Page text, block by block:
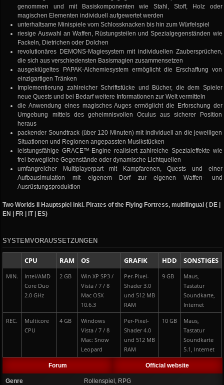
genommen und mit Basiskomponenten wie Stahl, Stoff, Holz oder
magischen Elementen individuell aufgewertet werden
unterhaltsame Minispiele vom Schlossknacken bis hin zum Würfelspiel
riesige Auswahl an Waffen, Rüstungsteilen und Spezialgegenständen wie
Fackeln, Dietrichen oder Dolchen
revolutionäres DEMONS-Magiesystem mit individuellen Zaubersprüchen,
die sich aus verschiedensten Basismagien zusammensetzen
ausgeklügeltes PAPAK-Alchemiesystem ermöglicht die Erschaffung von
einzigartigen Tränken
Implementierung zahlreicher Schriftstücke und Bücher, die dem Spieler
neue Quests und bei Bedarf weitere Informationen zur Welt vermitteln
die Anwendung eines magisches Auges ermöglicht die Erforschung der
Umgebung mittels des geheimnisvollen Oculus aus sicherer Position
heraus
packender Soundtrack (über 120 Minuten) mit individuell an die jeweiligen
Situationen und Regionen angepassten Musikstücken
leistungsfähige GRACE™-Engine realisiert zahlreiche Spezialeffekte wie
frei bewegliche Gegenstände oder dynamische Lichtquellen
umfangreicher Multiplayerpart mit Kampfarenen, Quests und einer
Aufbausimulation mit eigenem Dorf zur eigenen Waffen- und
Ausrüstungsproduktion
Two Worlds II Hauptspiel inkl. Pirates of the Flying Fortress, multilingual ( DE |
EN | FR | IT | ES)
SYSTEMVORAUSSETZUNGEN
CPU RAM OS GRAFIK HDD SONSTIGES
MIN.
Intel/AMD
Core Duo
2.0 GHz
2 GB
Win XP SP3 /
Vista / 7 / 8
Mac OSX
10.6.3
Per-Pixel-
Shader 3.0
und 512 MB
RAM
9 GB
Maus,
Tastatur
Soundkarte,
Internet
REC.
Multicore
CPU
4 GB
Windows
Vista / 7 / 8
Mac: Snow
Leopard
Per-Pixel-
Shader 4.0
und 512 MB
RAM
10 GB
Maus,
Tastatur
Soundkarte
5.1, Internet
Forum Official website
Genre Rollenspiel, RPG